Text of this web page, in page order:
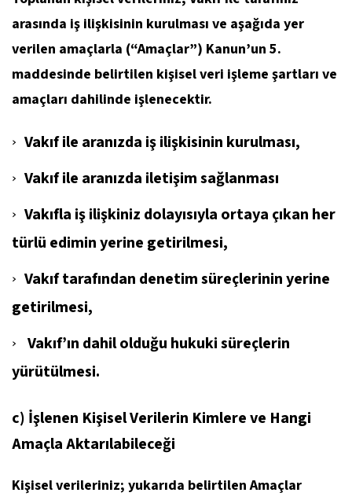
arasında iş ilişkisinin kurulması ve aşağıda yer
verilen amaçlarla (“Amaçlar”) Kanun’un 5.
maddesinde belirtilen kişisel veri işleme şartları ve
amaçları dahilinde işlenecektir.
Vakıf ile aranızda iş ilişkisinin kurulması,
Vakıf ile aranızda iletişim sağlanması
Vakıfla iş ilişkiniz dolayısıyla ortaya çıkan her
türlü edimin yerine getirilmesi,
Vakıf tarafından denetim süreçlerinin yerine
getirilmesi,
Vakıf’ın dahil olduğu hukuki süreçlerin
yürütülmesi.
c) İşlenen Kişisel Verilerin Kimlere ve Hangi
Amaçla Aktarılabileceği
Kişisel verileriniz; yukarıda belirtilen Amaçlar